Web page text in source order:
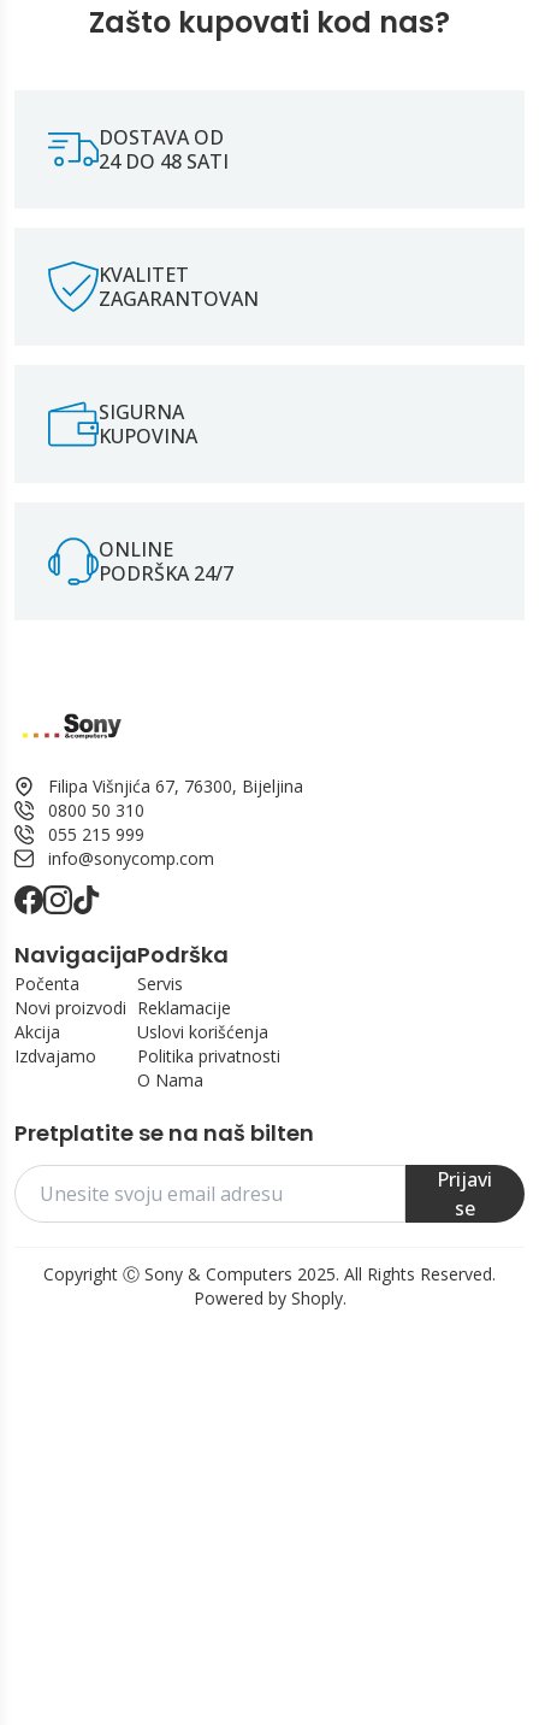
Zašto kupovati kod nas?
DOSTAVA OD
24 DO 48 SATI
KVALITET
ZAGARANTOVAN
SIGURNA
KUPOVINA
ONLINE
PODRŠKA 24/7
Filipa Višnjića 67, 76300, Bijeljina
0800 50 310
055 215 999
info@sonycomp.com
Navigacija
Počenta
Novi proizvodi
Akcija
Izdvajamo
Podrška
Servis
Reklamacije
Uslovi korišćenja
Politika privatnosti
O Nama
Pretplatite se na naš bilten
Prijavi
se
Copyright Ⓒ Sony & Computers 2025. All Rights Reserved.
Powered by Shoply.